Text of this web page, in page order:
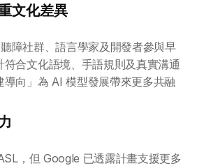
文化差異
障社群、語言學家及開發者參與早
合文化語境、手語規則及真實溝通
導向」為 AI 模型發展帶來更多共融
，但 Google 已透露計畫支援更多